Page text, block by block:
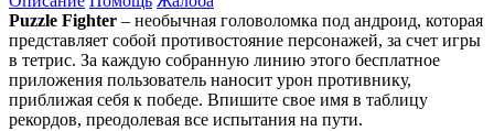
Puzzle Fighter – необычная головоломка под андроид, которая
представляет собой противостояние персонажей, за счет игры
в тетрис. За каждую собранную линию этого бесплатное
приложения пользователь наносит урон противнику,
приближая себя к победе. Впишите свое имя в таблицу
рекордов, преодолевая все испытания на пути.